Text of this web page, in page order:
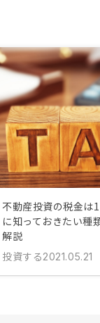
不動産投資の税金は
に知っておきたい種
解説
投資する2021.05.21